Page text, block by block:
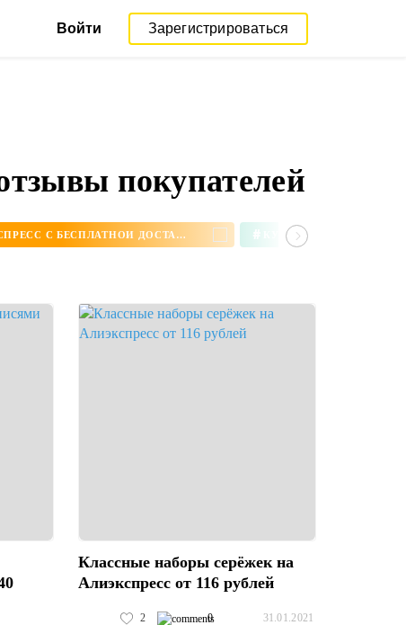
Войти Зарегистрироваться
покупателей
СЕРЬГИ НА АЛИЭКСПРЕСС С БЕСПЛАТНОЙ ДОСТАВКОЙ #
Классные наборы серёжек на
Алиэкспресс от 116 рублей
2 0 31.01.2021